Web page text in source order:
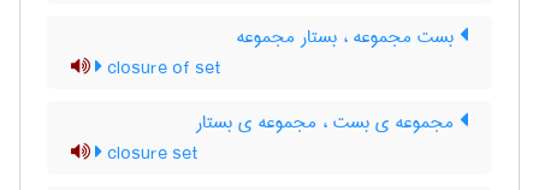
بست مجموعه ، بستار مجموعه
closure of set
مجموعه ی بست ، مجموعه ی بستار
closure set